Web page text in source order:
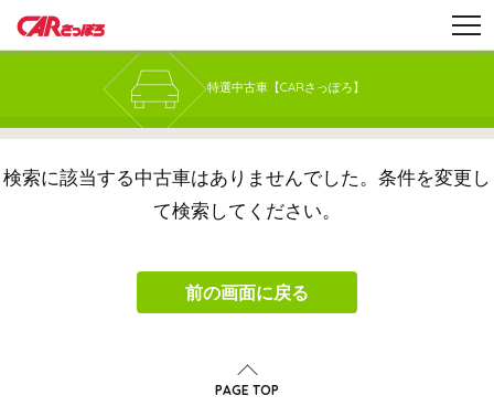
特選中古車【CARさっぽろ】
検索に該当する中古車はありませんでした。 条件を変更し
て検索してください。
前の画面に戻る
PAGE TOP